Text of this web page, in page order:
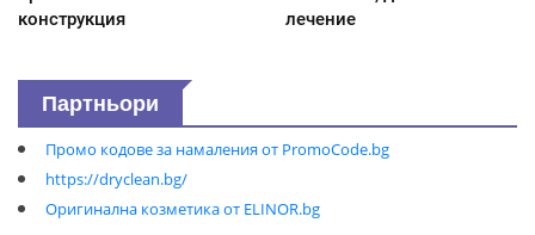
конструкция
лечение
Партньори
Промо кодове за намаления от PromoCode.bg
https://dryclean.bg/
Оригинална козметика от ELINOR.bg